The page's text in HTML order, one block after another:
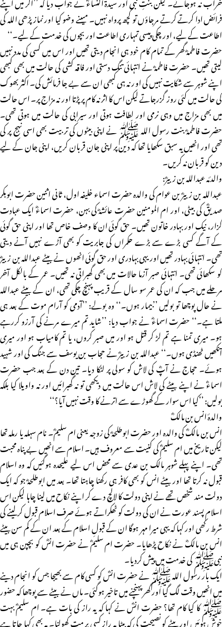
فرائض ادا کرتے کرتے مرجاؤں تو کچھ پرواہ نہیں۔ میںنے وضو کیا اور نماز پڑھی اللہ کی
اطاعت کے لیے، اور چکی پیسی تمہاری اطاعت اور بچوں کی خدمت کے لیے۔‘‘
حضرت فاطمہؓ گھر کے تمام کام خود ہی انجام دیتی تھیں اور اس میں کسی کی مدد نہیں
لیتی تھیں۔ حضرت فاطمہؓ نے انتہائی تنگ دستی اور فاقہ کشی کی حالت میں بھی کبھی
اپنے شوہر سے شکایت نہیں کی اور نہ ہی کبھی ان سے بے جا فرمائش کی۔ اکثر بھوک
کی حالت میں کئی روز گزرجاتے لیکن اس کا اثر نہ کام پر پڑتا اور نہ مزاج پر۔ اس حالت
میں بھی مزاج میں وہی نرمی اور لطافت ہوتی اور سیرابی کی حالت میں ہوتی تھی۔
حضرت فاطمہؓ بنت رسول اللہ ﷺ نے اپنی بیٹوں کی تربیت بھی اسی نہج پر کی
تھی اور انھیں یہ سبق سکھایا تھا کہ دین پر اپنی جان قربان کریں، اپنی جان کے لیے
دین کو قربان نہ کریں۔
والدئہ عبداللہ بن زبیرؓ:
عبداللہ بن زبیرؓ بن عوام کی والدہ حضرت اسماء خلیفہ اول، ثانی اثنین حضرت ابوبکر
صدیقؓ کی بیٹی، اور ام المومنین حضرت عائشہؓ کی بہن، حضرت اسماءؓ ایک عبادت
گزار، نیک اور بہادر خاتون تھیں۔ حق گوئی ان کا وصف خاص تھا اور اپنی حق گوئی
کے آگے کسی بڑے سے بڑے حکمراں کی جابریت کو بھی آڑے نہیں آنے دیتی
تھی۔ انتہائی بہادر تھیں اور یہی بہادری اور حق گوئی انھوں نے بیٹے عبداللہ بن زبیرؓ
کو سکھائی تھی۔ انتہائی صبر آزما حالات میں بھی گھبراتی نہ تھیں۔ عمر کے بالکل آخر
مرحلے میں جب کہ ان کی عمر سو سال کے قریب پہنچ چکی تھی، ان کے بیٹے عبداللہ
نے حال پوچھا تو بولیں ’’بیمار ہوں۔‘‘ وہ بولے: ’’آدمی کو آرام موت کے بعد ہی
ملتا ہے۔‘‘ حضرت اسماءؓ نے جواب دیا: ’’شاید تم میرے مرنے کی آرزو کررہے
ہو۔ میری تمنا ہے تم لڑ کر قتل ہو اور میں صبر کروں، یا تم کامیاب ہو اور میری
آنکھیں ٹھنڈی ہوں۔‘‘ عبداللہ بن زبیرؓ نے حجاب بن یوسف سے جنگ کی اور شہید
ہوئے۔ حجاج نے آپؓ کی لاش کو سولی پر لٹکا دیا۔ تین دن کے بعد جب حضرت
اسماءؓ نے اپنے بیٹے کی لاش اس حالت میں دیکھی تو نہ گھبرائیں اور نہ واویلا کیا بلکہ
بولیں: ’’کیا اس سوار کے گھوڑے سے اترنے کا وقت نہیں آیا؟‘‘
والدۂ انس بن مالکؓ
انس بن مالکؓ کی والدہ اور حضرت ابوطلحہؓ کی زوجہ یعنی ام سلیمؓ۔ نام سہلہ یا رملہ تھا
لیکن تاریخ میں ام سلیمؓ کی کنیت سے معروف ہیں۔ اسلام سے انھیں بے پناہ محبت
تھی۔ اپنے پہلے شوہر مالک بن عدی سے محض اس لیے علیحدہ ہوگئیں کہ وہ اسلام
قبول نہ کرتا تھا اور بیٹے انس کو بھی کافر ہی رکھنا چاہتا تھا۔ بعد میں ابوطلحہؓ جو کہ ایک
دولت مند شخص تھے نے اپنی دولت کا لالچ دے کر اپنے نکاح میں لینا چاہا لیکن اس
اسلام پسند عورت نے ان کی دولت کو ٹھکراتے ہوئے صرف اسلام قبول کرلینے کی
شرط رکھی اور کہا کہ یہی میرا مہر ہوگا ان کے قبولِ اسلام کے بعد ان کے کم سن بیٹے
انس بن مالکؓ نے نکاح پڑھایا۔ حضرت ام سلیمؓ نے حضرت انسؓ کو بچپن ہی میں
نبیﷺ کی خدمت میں پیش کردیا۔
ایک بار رسول اللہ ﷺ نے حضرت انسؓ کو کسی کام سے بھیجا جس کو انجام دینے
میں انھیں وقت لگ گیا اور گھر پہنچنے میں تاخیر ہوگئی۔ ماں نے بیٹے سے پوچھا کہ حضور
ﷺ کا کیا کام تھا؟ حضرت انسؓ نے کہا کہ یہ راز کی بات ہے۔ ام سلیمؓ بہت
خوش ہوئیں اور بیٹے کو نصیحت کی کہ بیٹا یہ راز کسی پر مت کھولنا۔ یہ بھی کہا جاتا ہے